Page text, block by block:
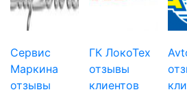
Сервис
Маркина
отзывы
ГК ЛокоТех
отзывы
клиентов